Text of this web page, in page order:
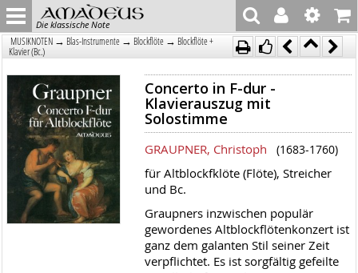
Die klassische Note
MUSIKNOTEN → Blas-Instrumente → Blockflöte → Blockflöte +
Klavier (Bc.)
Concerto in F-dur -
Klavierauszug mit
Solostimme
GRAUPNER, Christoph (1683-1760)
für Altblockfklöte (Flöte), Streicher
und Bc.
Graupners inzwischen populär
gewordenes Altblockflötenkonzert ist
ganz dem galanten Stil seiner Zeit
verpflichtet. Es ist sorgfältig gefeilte